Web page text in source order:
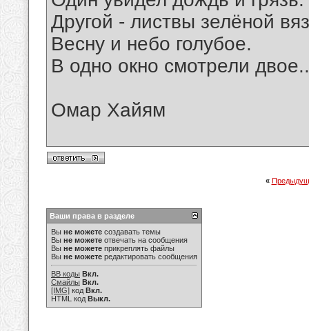
Другой - листвы зелёной
Весну и небо голубое.
В одно окно смотрели
Омар Хайям
«
Ваши права в разделе
Вы не можете создавать темы
Вы не можете отвечать на сообщения
Вы не можете прикреплять файлы
Вы не можете редактировать сообщения
BB коды Вкл.
Смайлы Вкл.
[IMG] код Вкл.
HTML код Выкл.